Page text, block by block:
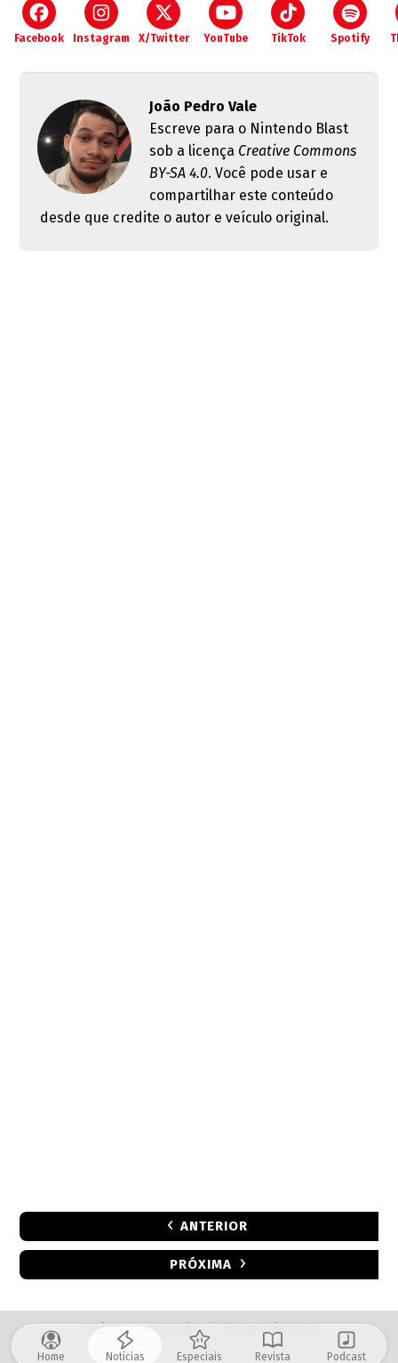
Facebook Instagram X/Twitter YouTube TikTok Spotify
João Pedro Vale
Escreve para o Nintendo Blast
sob a licença Creative Commons
BY-SA 4.0. Você pode usar e
compartilhar este conteúdo
desde que credite o autor e veículo original.
ANTERIOR
PRÓXIMA
Sobre | Anuncie | Termos de Uso
Home Notícias Especiais Revista Podcast